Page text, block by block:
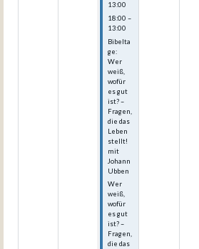
13:00
18:00 –
13:00
Bibelta
ge:
Wer
weiß,
wofür
es gut
ist? –
Fragen,
die das
Leben
stellt!
mit
Johann
Ubben
Wer
weiß,
wofür
es gut
ist? –
Fragen,
die das